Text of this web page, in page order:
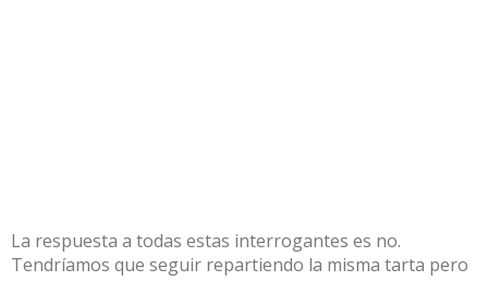
La respuesta a todas estas interrogantes es no.
Tendríamos que seguir repartiendo la misma tarta pero